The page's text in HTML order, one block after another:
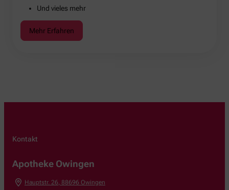
Und vieles mehr
Mehr Erfahren
Kontakt
Apotheke Owingen
Hauptstr. 26, 88696 Owingen